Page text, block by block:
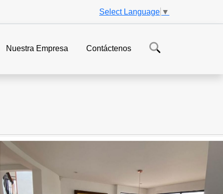
Select Language ▼
Nuestra Empresa Contáctenos